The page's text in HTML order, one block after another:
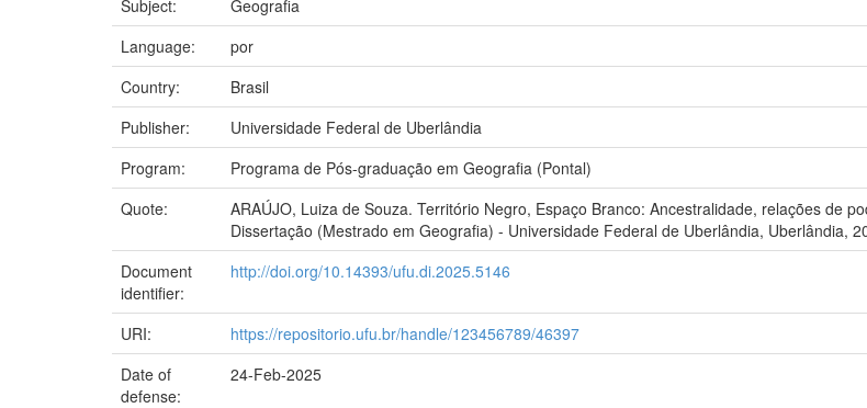
Subject:
Geografia
Language:
por
Country:
Brasil
Publisher:
Universidade Federal de Uberlândia
Program:
Programa de Pós-graduação em Geografia (Pontal)
Quote:
ARAÚJO, Luiza de Souza. Território Negro, Espaço Branco: Ancestralidade, relações de
Dissertação (Mestrado em Geografia) - Universidade Federal de Uberlândia, Uberlândia,
Document
identifier:
http://doi.org/10.14393/ufu.di.2025.5146
URI:
https://repositorio.ufu.br/handle/123456789/46397
Date of
defense:
24-Feb-2025